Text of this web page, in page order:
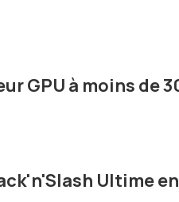
GPU à moins de
Ultime